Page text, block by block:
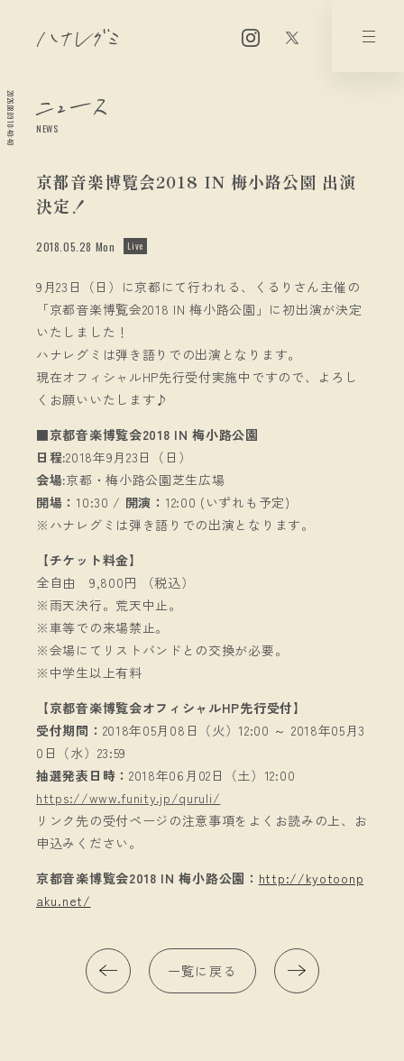
2026.08.09 10:40:40 NEWS
京都音楽博覧会2018 IN 梅小路公園 出演
決定！
2018.05.28 Mon Live
9月23日（日）に京都にて行われる、くるりさん主催の
「京都音楽博覧会2018 IN 梅小路公園」に初出演が決定
いたしました！
ハナレグミは弾き語りでの出演となります。
現在オフィシャルHP先行受付実施中ですので、よろし
くお願いいたします♪
■京都音楽博覧会2018 IN 梅小路公園
日程:2018年9月23日（日）
会場:京都・梅小路公園芝生広場
開場： 10:30 / 開演： 12:00 (いずれも予定)
※ハナレグミは弾き語りでの出演となります。
【チケット料金】
全自由 9,800円 （税込）
※雨天決行。荒天中止。
※車等での来場禁止。
※会場にてリストバンドとの交換が必要。
※中学生以上有料
【京都音楽博覧会オフィシャルHP先行受付】
受付期間： 2018年05月08日（火）12:00 ～ 2018年05月3
0日（水）23:59
抽選発表日時： 2018年06月02日（土）12:00
https://www.funity.jp/quruli/
リンク先の受付ページの注意事項をよくお読みの上、お
申込みください。
京都音楽博覧会2018 IN 梅小路公園： http://kyotoonp
aku.net/
一覧に戻る